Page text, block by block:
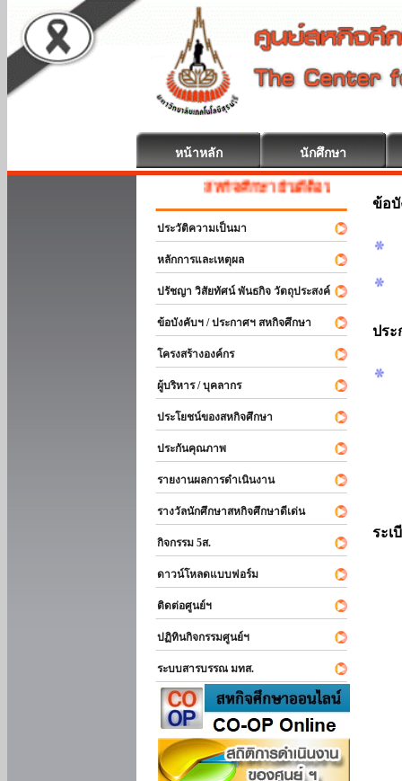
หน้าหลัก นักศึกษา
สหกิจศึกษา ยินดีต้อนรับ
ประวัติความเป็นมา
หลักการและเหตุผล
ปรัชญา วิสัยทัศน์ พันธกิจ วัตถุประสงค์
ข้อบังคับฯ / ประกาศฯ สหกิจศึกษา
โครงสร้างองค์กร
ผู้บริหาร / บุคลากร
ประโยชน์ของสหกิจศึกษา
ประกันคุณภาพ
รายงานผลการดำเนินงาน
รางวัลนักศึกษาสหกิจศึกษาดีเด่น
กิจกรรม 5ส.
ดาวน์โหลดแบบฟอร์ม
ติดต่อศูนย์ฯ
ปฏิทินกิจกรรมศูนย์ฯ
ระบบสารบรรณ มทส.
ข้อ
ประ
ระเ